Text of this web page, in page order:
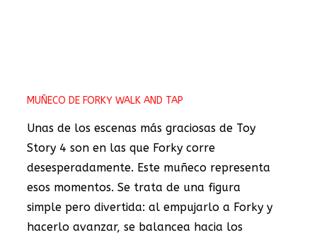
MUÑECO DE FORKY WALK AND TAP
Unas de los escenas más graciosas de Toy
Story 4 son en las que Forky corre
desesperadamente. Este muñeco representa
esos momentos. Se trata de una figura
simple pero divertida: al empujarlo a Forky y
hacerlo avanzar, se balancea hacia los